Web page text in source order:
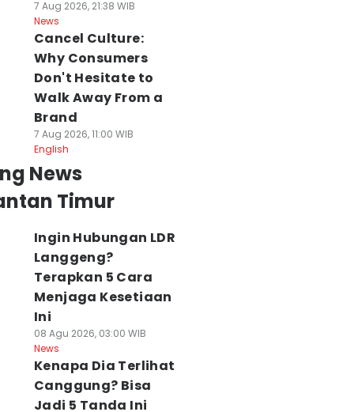
109 Jadi 72
Pemprov
Kebut
PLN
Wagub Kaltim
Minta Tata Niaga
Sawit Lebih Adil
08 Agu 2026, 11:00 WIB
7 Aug 2026, 21:38 WIB
News
Cancel Culture:
Why Consumers
Don't Hesitate to
Walk Away From a
Brand
7 Aug 2026, 11:00 WIB
English
News
Timur
Ingin Hubungan LDR
Langgeng?
Terapkan 5 Cara
Menjaga Kesetiaan
Ini
08 Agu 2026, 03:00 WIB
News
Kenapa Dia Terlihat
Canggung? Bisa
Jadi 5 Tanda Ini